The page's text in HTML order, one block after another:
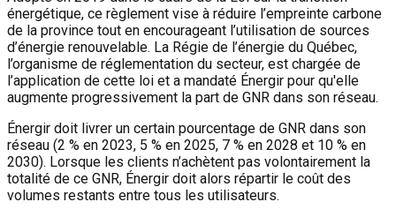
énergétique, ce règlement vise à réduire l’empreinte carbone
de la province tout en encourageant l’utilisation de sources
d’énergie renouvelable. La Régie de l’énergie du Québec,
l’organisme de réglementation du secteur, est chargée de
l’application de cette loi et a mandaté Énergir pour qu'elle
augmente progressivement la part de GNR dans son réseau.
Énergir doit livrer un certain pourcentage de GNR dans son
réseau (2 % en 2023, 5 % en 2025, 7 % en 2028 et 10 % en
2030). Lorsque les clients n’achètent pas volontairement la
totalité de ce GNR, Énergir doit alors répartir le coût des
volumes restants entre tous les utilisateurs.